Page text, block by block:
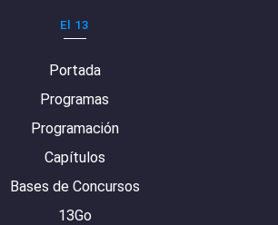
El 13
Portada
Programas
Programación
Capítulos
Bases de Concursos
13Go